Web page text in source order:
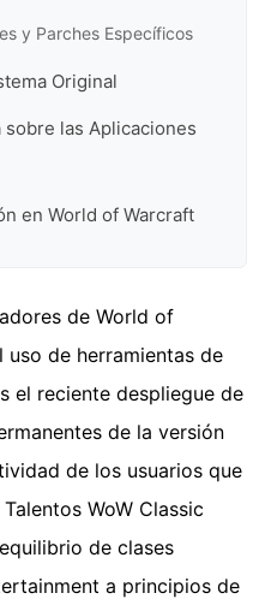
y Parches Específicos
Original
las Aplicaciones
en World of Warcraft
de World of
de herramientas de
el reciente despliegue de
de la versión
de los usuarios que
WoW Classic
de clases
a principios de